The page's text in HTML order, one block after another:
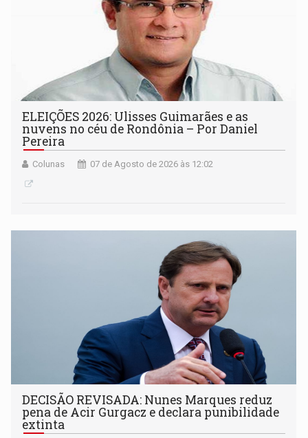
ELEIÇÕES 2026: Ulisses Guimarães e as
nuvens no céu de Rondônia – Por Daniel
Pereira
Colunas 07 de Agosto de 2026 às 12:02
DECISÃO REVISADA: Nunes Marques reduz
pena de Acir Gurgacz e declara punibilidade
extinta